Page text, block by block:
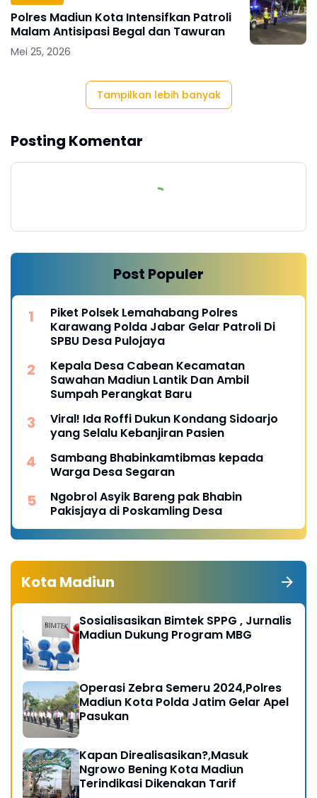
Polres Madiun Kota Intensifkan Patroli
Malam Antisipasi Begal dan Tawuran
Mei 25, 2026
Tampilkan lebih banyak
Posting Komentar
Post Populer
Piket Polsek Lemahabang Polres
Karawang Polda Jabar Gelar Patroli Di
SPBU Desa Pulojaya
Kepala Desa Cabean Kecamatan
Sawahan Madiun Lantik Dan Ambil
Sumpah Perangkat Baru
Viral! Ida Roffi Dukun Kondang Sidoarjo
yang Selalu Kebanjiran Pasien
Sambang Bhabinkamtibmas kepada
Warga Desa Segaran
Ngobrol Asyik Bareng pak Bhabin
Pakisjaya di Poskamling Desa
Kota Madiun
Sosialisasikan Bimtek SPPG , Jurnalis
Madiun Dukung Program MBG
Operasi Zebra Semeru 2024,Polres
Madiun Kota Polda Jatim Gelar Apel
Pasukan
Kapan Direalisasikan?,Masuk
Ngrowo Bening Kota Madiun
Terindikasi Dikenakan Tarif